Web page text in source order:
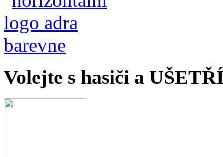
Volejte s hasiči a